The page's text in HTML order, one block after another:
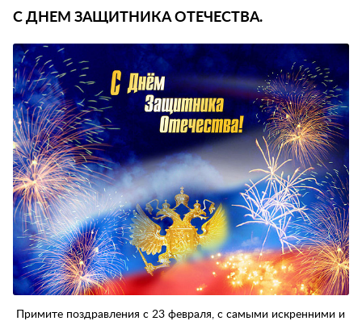
О компании
Доставка
Оплата
Гарантия
Контакты
Отзывы
С ДНЕМ ЗАЩИТНИКА ОТЕЧЕСТВА.
Примите поздравления с 23 февраля, с самыми искренними и